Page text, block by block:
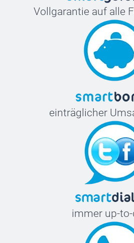
Vollgarantie auf alle
einträglicher
immer up-